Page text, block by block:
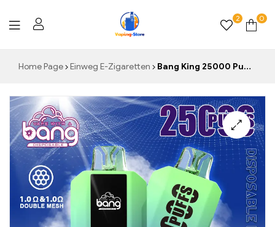
2 0
Home Page Einweg E-Zigaretten Bang King 25000 Puffs Large Screen B25 Vape Blueberry Mint Hochwertige Verarbeitung und unvergleichlicher Geschmack für Sie